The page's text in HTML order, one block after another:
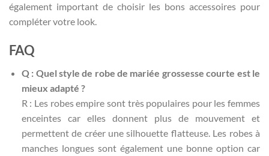
également important de choisir les bons accessoires pour
compléter votre look.
FAQ
Q : Quel style de robe de mariée grossesse courte est le
mieux adapté ?
R : Les robes empire sont très populaires pour les femmes
enceintes car elles donnent plus de mouvement et
permettent de créer une silhouette flatteuse. Les robes à
manches longues sont également une bonne option car